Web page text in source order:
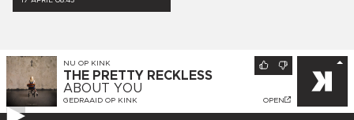
NU OP KINK
THE PRETTY RECKLESS
ABOUT YOU
GEDRAAID OP KINK OPEN